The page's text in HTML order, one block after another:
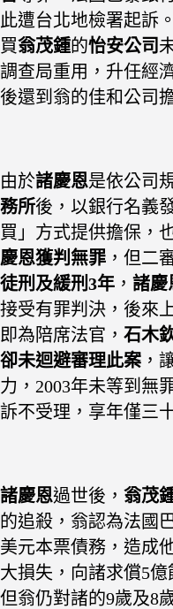
此遭台北地檢署起訴
買翁茂鍾的怡安公司
調查局重用，升任經
後還到翁的佳和公司
由於諸慶恩是依公司
務所後，以銀行名義
買」方式提供擔保，
慶恩獲判無罪 ，但二
徒刑及緩刑3年 ， 諸慶
接受有罪判決，後來
即為陪席法官， 石木
卻未迴避審理此案 ，
力，2003年未等到無
訴不受理，享年僅三
諸慶恩過世後， 翁茂
的追殺，翁認為法國
美元本票債務，造成
大損失，向諸求償5億
但翁仍對諸的9歲及8